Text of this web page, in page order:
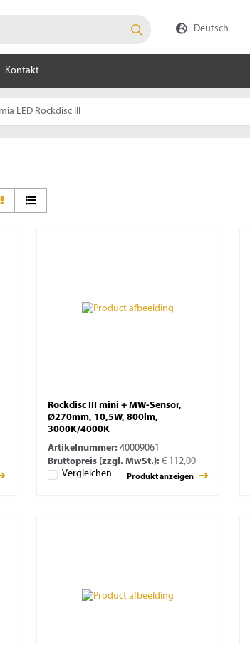
Kontakt
Rockdisc III mini + MW-Sensor,
Ø270mm, 10,5W, 800lm,
3000K/4000K
Artikelnummer: 40009061
Bruttopreis (zzgl. MwSt.): € 112,00
Vergleichen
Produkt anzeigen